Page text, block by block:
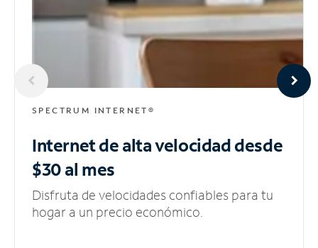
SPECTRUM INTERNET®
Internet de alta velocidaddesde
$30 al mes
Disfruta de velocidades confiables para tu
hogar a un precio económico.